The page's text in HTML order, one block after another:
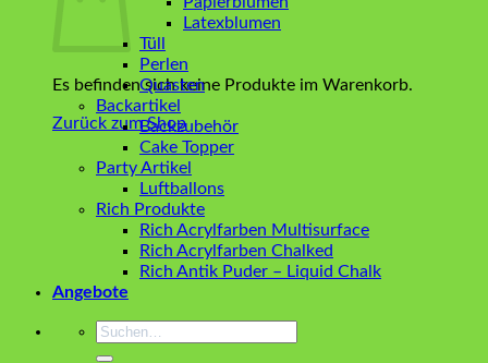
Es befinden sich keine Produkte im Warenkorb.
Zurück zum Shop
Latexblumen
Tüll
Perlen
Quasten
Backartikel
Backzubehör
Cake Topper
Party Artikel
Luftballons
Rich Produkte
Rich Acrylfarben Multisurface
Rich Acrylfarben Chalked
Rich Antik Puder – Liquid Chalk
Angebote
Suchen